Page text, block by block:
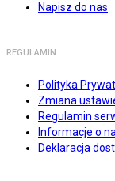
Napisz do nas
REGULAMIN
Polityka
Zmiana
Regulamin
Informacje o
Deklaracja